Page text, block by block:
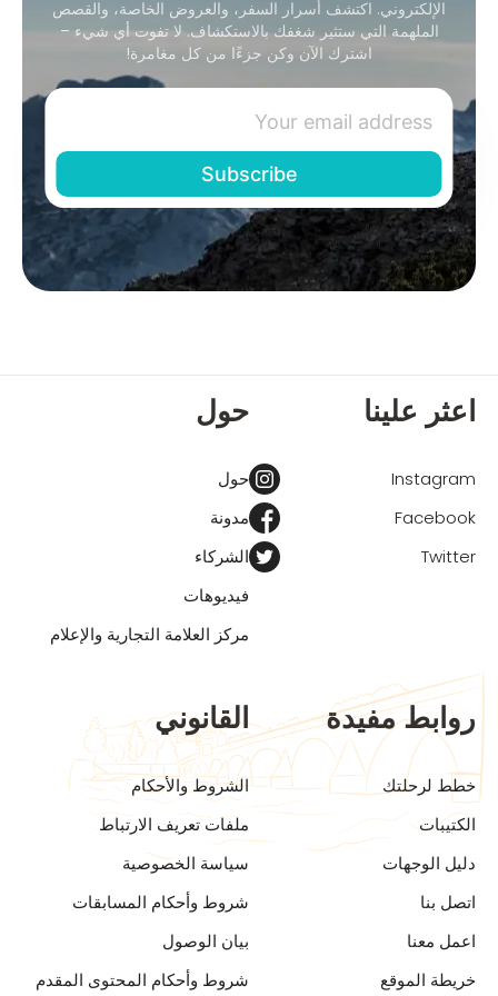
الإلكتروني. اكتشف أسرار السفر، والعروض الخاصة، والقصص
الملهمة التي ستثير شغفك بالاستكشاف. لا تفوت أي شيء –
اشترك الآن وكن جزءًا من كل مغامرة!
اعثر علينا
Instagram
Facebook
Twitter
حول
حول
مدونة
الشركاء
فيديوهات
مركز العلامة التجارية والإعلام
روابط مفيدة
خطط لرحلتك
الكتيبات
دليل الوجهات
اتصل بنا
اعمل معنا
خريطة الموقع
القانوني
الشروط والأحكام
ملفات تعريف الارتباط
سياسة الخصوصية
شروط وأحكام المسابقات
بيان الوصول
شروط وأحكام المحتوى المقدم